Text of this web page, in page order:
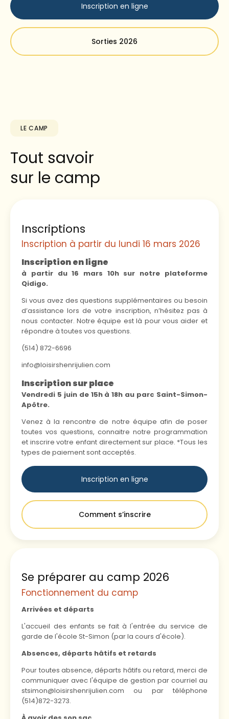
Inscription en ligne
Sorties 2026
LE CAMP
Tout savoir
sur le camp
Inscriptions
Inscription à partir du lundi 16 mars 2026
Inscription en ligne
à partir du 16 mars 10h sur notre plateforme
Qidigo.
Si vous avez des questions supplémentaires ou besoin
d’assistance lors de votre inscription, n’hésitez pas à
nous contacter. Notre équipe est là pour vous aider et
répondre à toutes vos questions.
(514) 872-6696
info@loisirshenrijulien.com
Inscription sur place
Vendredi 5 juin de 15h à 18h au parc Saint-Simon-
Apôtre.
Venez à la rencontre de notre équipe afin de poser
toutes vos questions, connaitre notre programmation
et inscrire votre enfant directement sur place. *Tous les
types de paiement sont acceptés.
Inscription en ligne
Comment s’inscrire
Se préparer au camp 2026
Fonctionnement du camp
Arrivées et départs
L'accueil des enfants se fait à l'entrée du service de
garde de l'école St-Simon (par la cours d'école).
Absences, départs hâtifs et retards
Pour toutes absence, départs hâtifs ou retard, merci de
communiquer avec l'équipe de gestion par courriel au
stsimon@loisirshenrijulien.com ou par téléphone
(514)872-3273.